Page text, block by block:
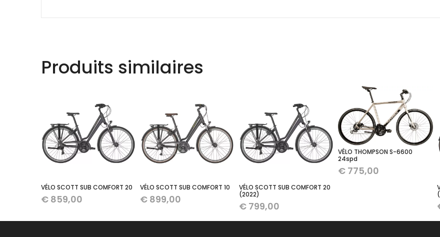
Produits similaires
VÉLO SCOTT SUB COMFORT 20
€ 859,00
VÉLO SCOTT SUB COMFORT 10
€ 899,00
VÉLO SCOTT SUB COMFORT 20
(2022)
€ 799,00
VÉLO THOMPSON S-6600
24spd
€ 775,00